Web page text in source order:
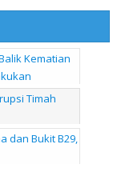
Kematian
Timah
dan Bukit B29,